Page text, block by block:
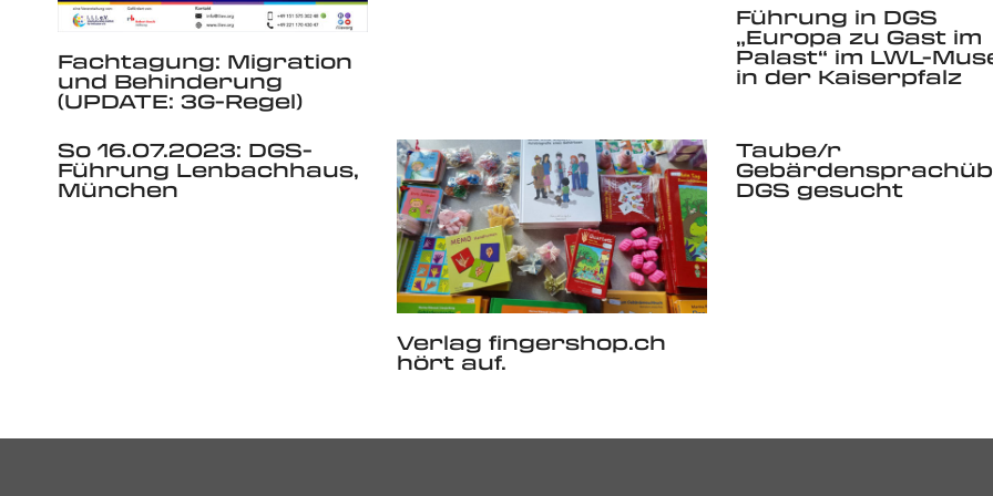
Fachtagung: Migration
und Behinderung
(UPDATE: 3G-Regel)
Führung in DGS
„Europa zu Gast im
Palast“ im LWL-
in der Kaiserpfalz
So 16.07.2023: DGS-
Führung Lenbachhaus,
München
Verlag fingershop.ch
hört auf.
Taube/r
DGS gesucht